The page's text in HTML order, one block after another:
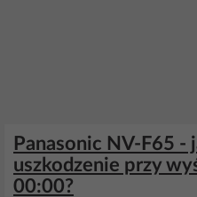
Panasonic NV-F65 -
uszkodzenie przy
00:00?